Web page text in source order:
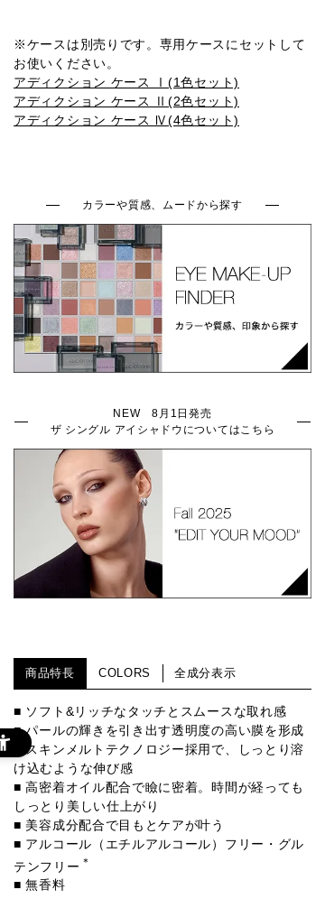
009SP 010SP 011SP 012SP
004N 006N 007N
008N 001C 002C
※ケースは別売りです。専用ケースにセットして
お使いください。
アディクション ケース Ⅰ(1色セット)
アディクション ケース Ⅱ(2色セット)
アディクション ケース Ⅳ(4色セット)
カラーや質感、ムードから探す
NEW 8月1日発売
ザ シングル アイシャドウについてはこちら
商品特長 COLORS 全成分表示
■ ソフト&リッチなタッチとスムースな取れ感
■ パールの輝きを引き出す透明度の高い膜を形成
■ スキンメルトテクノロジー採用で、しっとり溶
け込むような伸び感
■ 高密着オイル配合で瞼に密着。時間が経っても
しっとり美しい仕上がり
■ 美容成分配合で目もとケアが叶う
■ アルコール（エチルアルコール）フリー・グル
テンフリー ＊
■ 無香料